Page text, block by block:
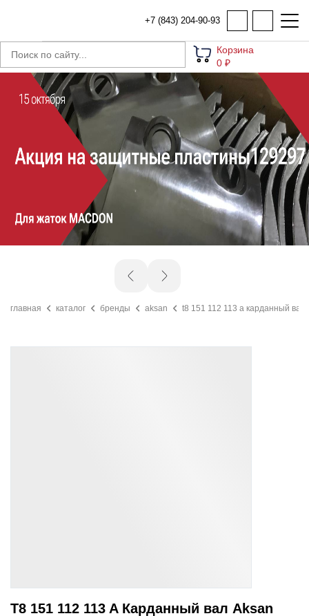
+7 (843) 204-90-93
Корзина
0 ₽
главная каталог бренды aksan t8 151 112 113 a карданный вал
T8 151 112 113 A Карданный вал Aksan